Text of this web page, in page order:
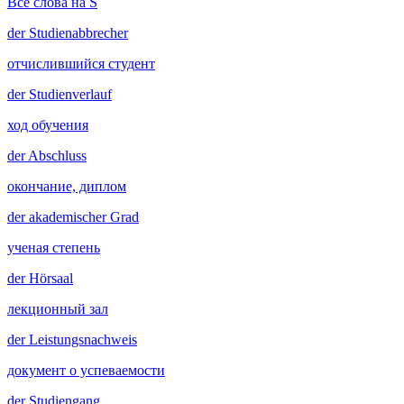
derStudienabbrecher
отчислившийся студент
derStudienverlauf
ход обучения
derAbschluss
окончание, диплом
derakademischer Grad
ученая степень
derHörsaal
лекционный зал
derLeistungsnachweis
документ о успеваемости
derStudiengang